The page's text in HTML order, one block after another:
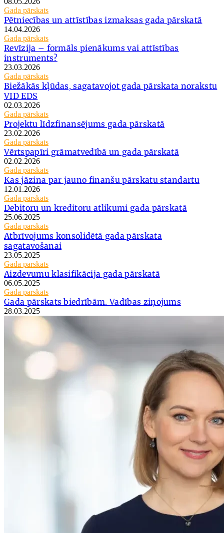
Gada pārskats
Pētniecības un attīstības izmaksas gada pārskatā
14.04.2026
Gada pārskats
Revīzija – formāls pienākums vai attīstības
instruments?
23.03.2026
Gada pārskats
Biežākās kļūdas, sagatavojot gada pārskata norakstu
VID EDS
02.03.2026
Gada pārskats
Projektu līdzfinansējums gada pārskatā
23.02.2026
Gada pārskats
Vērtspapīri grāmatvedībā un gada pārskatā
02.02.2026
Gada pārskats
Kas jāzina par jauno finanšu pārskatu standartu
12.01.2026
Gada pārskats
Debitoru un kreditoru atlikumi gada pārskatā
25.06.2025
Gada pārskats
Atbrīvojums konsolidētā gada pārskata
sagatavošanai
23.05.2025
Gada pārskats
Aizdevumu klasifikācija gada pārskatā
06.05.2025
Gada pārskats
Gada pārskats biedrībām. Vadības ziņojums
28.03.2025